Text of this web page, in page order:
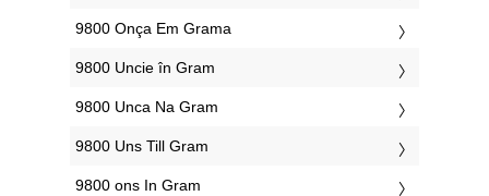
‎9800 Onça Em Grama
‎9800 Uncie în Gram
‎9800 Unca Na Gram
‎9800 Uns Till Gram
‎9800 ons In Gram